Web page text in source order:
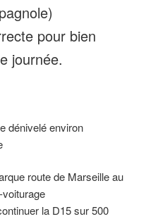
pour bien
journée.
dénivelé environ
route de Marseille au
la D15 sur 500